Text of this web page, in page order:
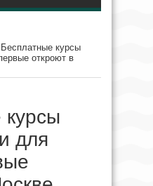
Бесплатные курсы
откроют в
курсы
для